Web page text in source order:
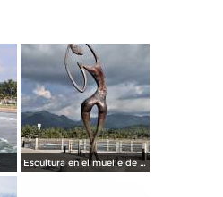
Escultura en el muelle de Matanchén